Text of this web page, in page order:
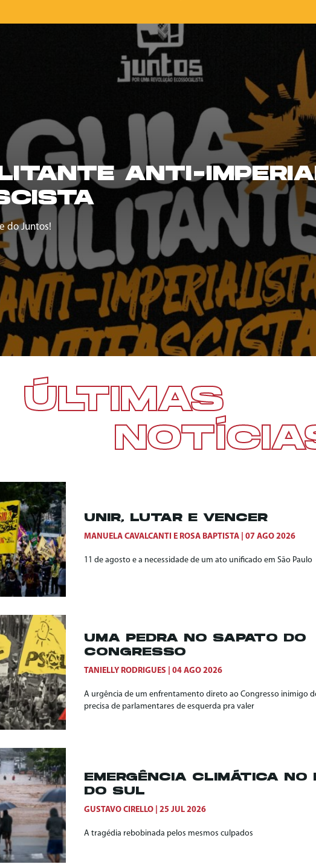
ANTI-
do Juntos!
ÚLTIMAS
UNIR, LUTAR E VENCER
MANUELA CAVALCANTI E ROSA BAPTISTA 07 AGO 2026
11 de agosto e a necessidade de um ato unificado em São Paulo
UMA PEDRA NO SAPATO DO
CONGRESSO
TANIELLY RODRIGUES 04 AGO 2026
A urgência de um enfrentamento direto ao Congresso inimigo
precisa de parlamentares de esquerda pra valer
EMERGÊNCIA CLIMÁTICA NO
DO SUL
GUSTAVO CIRELLO 25 JUL 2026
A tragédia rebobinada pelos mesmos culpados